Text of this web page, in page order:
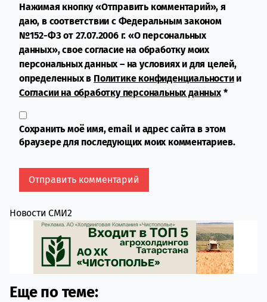
Нажимая кнопку «Отправить комментарий», я
даю, в соответствии с Федеральным законом
№152-ФЗ от 27.07.2006 г. «О персональных
данных», свое согласие на обработку моих
персональных данных – на условиях и для целей,
определенных в Политике конфиденциальностии
Согласии на обработку персональных данных*
Сохранить моё имя, email и адрес сайта в этом
браузере для последующих моих комментариев.
Новости СМИ2
Еще по теме: